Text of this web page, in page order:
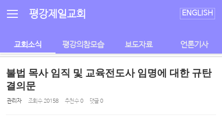
평강제일교회 ENGLISH
교회소식 평강의참모습 보도자료 언론기사
불법 목사 임직 및 교육전도사 임명에 대한 규탄
결의문
관리자 조회 수20158 추천 수0 댓글0